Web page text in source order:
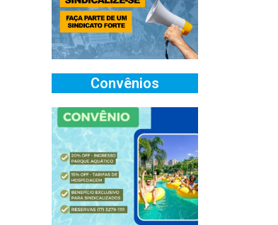
Convênios